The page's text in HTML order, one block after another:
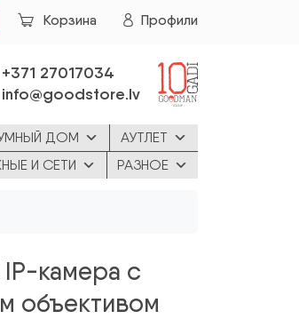
Корзина Профили
+371 27017034
info@goodstore.lv
ДОМ
АУТЛЕТ
И СЕТИ РАЗНОЕ
IP-камера с
объективом